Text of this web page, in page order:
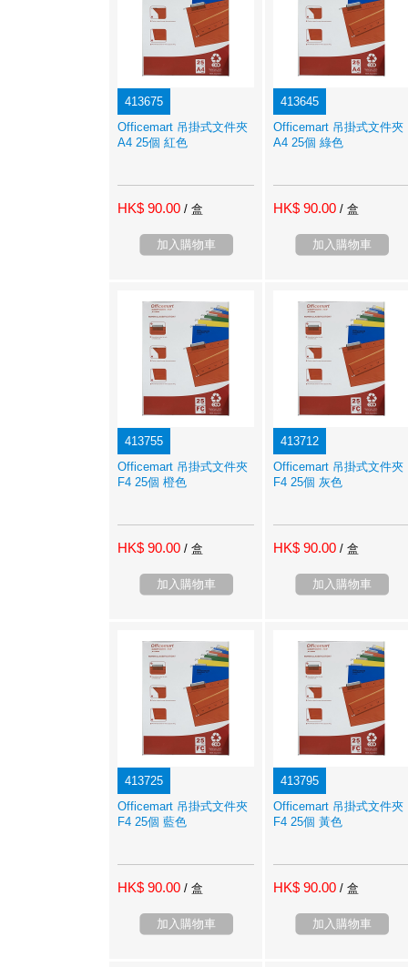
413675
Officemart 吊掛式文件夾
A4 25個 紅色
HK$ 90.00 / 盒
加入購物車
413645
Officemart 吊掛式文件夾
A4 25個 綠色
HK$ 90.00 / 盒
加入購物車
413755
Officemart 吊掛式文件夾
F4 25個 橙色
HK$ 90.00 / 盒
加入購物車
413712
Officemart 吊掛式文件夾
F4 25個 灰色
HK$ 90.00 / 盒
加入購物車
413725
Officemart 吊掛式文件夾
F4 25個 藍色
HK$ 90.00 / 盒
加入購物車
413795
Officemart 吊掛式文件夾
F4 25個 黃色
HK$ 90.00 / 盒
加入購物車